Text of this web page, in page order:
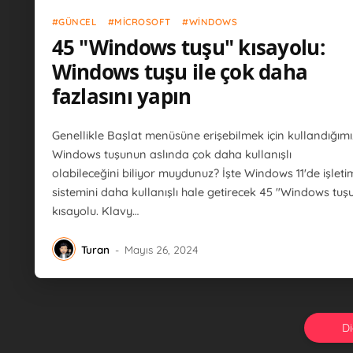
GÜNCEL MICROSOFT WINDOWS
45 "Windows tuşu" kısayolu:
Windows tuşu ile çok daha
fazlasını yapın
Genellikle Başlat menüsüne erişebilmek için
Windows tuşunun aslında çok daha kullanışlı
olabileceğini biliyor muydunuz? İşte Windows 11'de
sistemini daha kullanışlı hale getirecek 45 "Windows
kısayolu. Klavy…
Turan - Mayıs 26, 2024